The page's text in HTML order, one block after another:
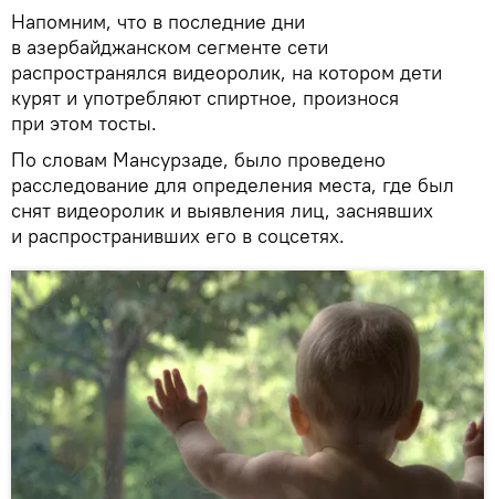
Напомним, что в последние дни
в азербайджанском сегменте сети
распространялся видеоролик, на котором дети
курят и употребляют спиртное, произнося
при этом тосты.
По словам Мансурзаде, было проведено
расследование для определения места, где был
снят видеоролик и выявления лиц, заснявших
и распространивших его в соцсетях.